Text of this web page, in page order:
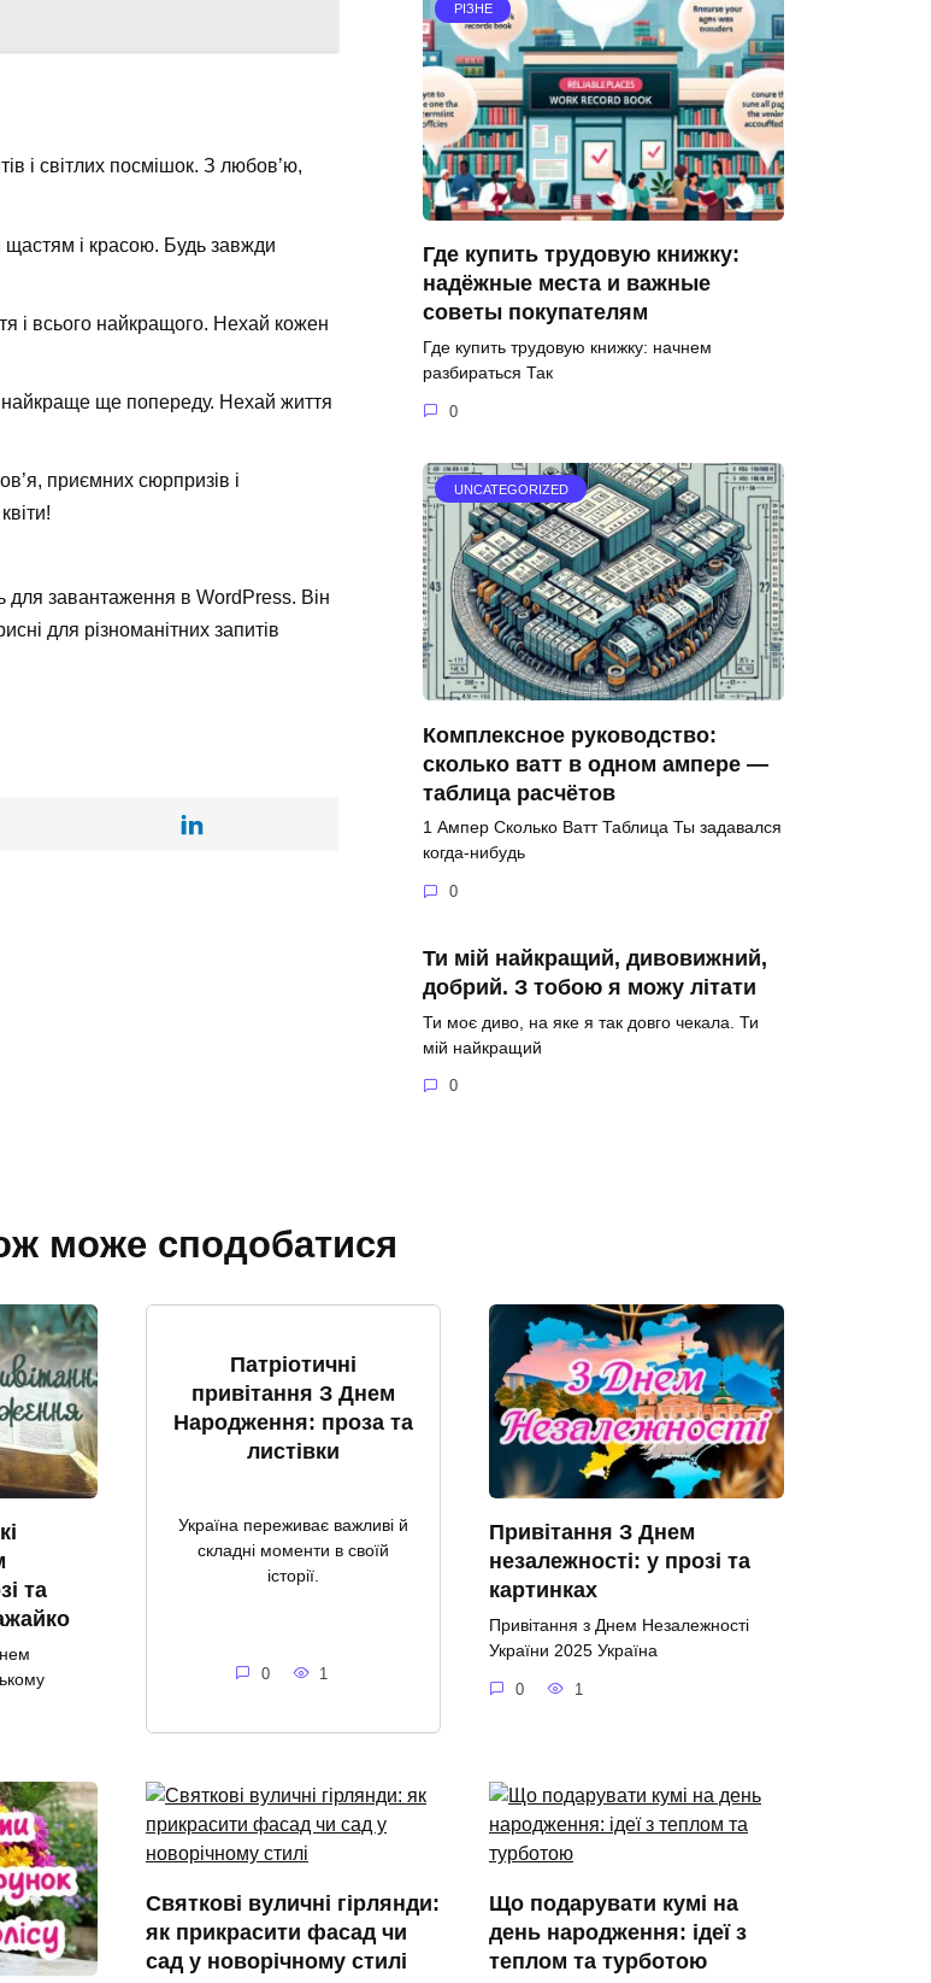
і світлих посмішок. З любов’ю,
і красою. Будь завжди
і всього найкращого. Нехай кожен
ще попереду. Нехай життя
приємних сюрпризів і
для завантаження в WordPress. Він
для різноманітних запитів
РІЗНЕ
Где купить трудовую книжку:
надёжные места и важные
советы покупателям
Где купить трудовую книжку: начнем
разбираться Так
0
UNCATEGORIZED
Комплексное руководство:
сколько ватт в одном ампере —
таблица расчётов
1 Ампер Сколько Ватт Таблица Ты задавался
когда-нибудь
0
Ти мій найкращий, дивовижний,
добрий. З тобою я можу літати
Ти моє диво, на яке я так довго чекала. Ти
мій найкращий
0
може сподобатися
та
Патріотичні
привітання З Днем
Народження: проза та
листівки
Україна переживає важливі й
складні моменти в своїй
історії.
0 1
Привітання З Днем
незалежності: у прозі та
картинках
Привітання з Днем Незалежності
України 2025 Україна
0 1
Святкові вуличні гірлянди:
як прикрасити фасад чи
сад у новорічному стилі
Що подарувати кумі на
день народження: ідеї з
теплом та турботою